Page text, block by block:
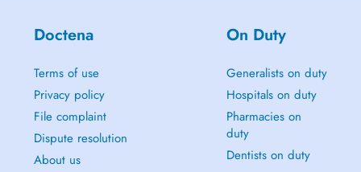
Doctena
Terms of use
Privacy policy
File complaint
Dispute resolution
About us
On Duty
Generalists on duty
Hospitals on duty
Pharmacies on
duty
Dentists on duty